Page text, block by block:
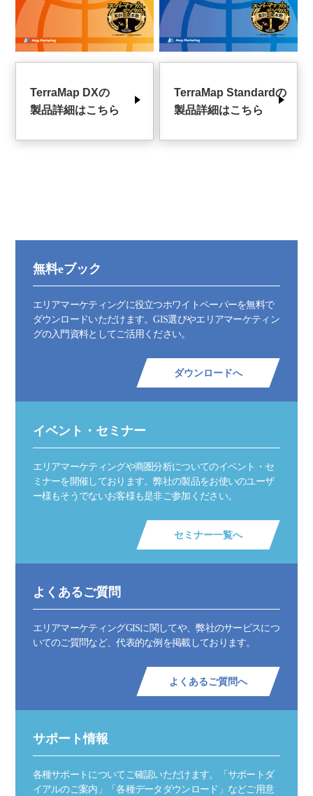
TerraMap DXの
製品詳細はこちら
TerraMap Standardの
製品詳細はこちら
無料eブック
エリアマーケティングに役立つホワイトペーパーを無料で
ダウンロードいただけます。GIS選びやエリアマーケティン
グの入門資料としてご活用ください。
ダウンロードへ
イベント・セミナー
エリアマーケティングや商圏分析についてのイベント・セ
ミナーを開催しております。弊社の製品をお使いのユーザ
ー様もそうでないお客様も是非ご参加ください。
セミナー一覧へ
よくあるご質問
エリアマーケティングGISに関してや、弊社のサービスにつ
いてのご質問など、代表的な例を掲載しております。
よくあるご質問へ
サポート情報
各種サポートについてご確認いただけます。「サポートダ
イアルのご案内」「各種データダウンロード」などご用意